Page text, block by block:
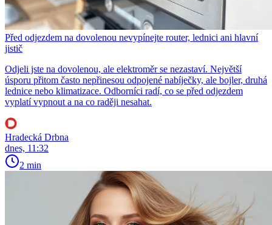
Před odjezdem na dovolenou nevypínejte router, lednici ani hlavní
jistič
Odjeli jste na dovolenou, ale elektroměr se nezastaví. Největší
úsporu přitom často nepřinesou odpojené nabíječky, ale bojler, druhá
lednice nebo klimatizace. Odborníci radí, co se před odjezdem
vyplatí vypnout a na co raději nesahat.
Hradecká Drbna
dnes, 11:32
2 min